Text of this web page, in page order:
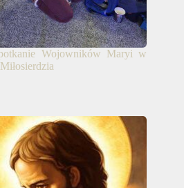
Wojowników Maryi w